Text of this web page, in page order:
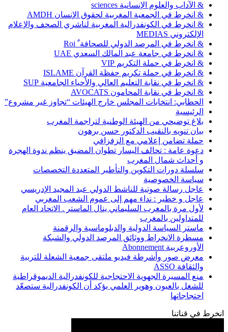
& الآداب والعلوم الإنسانية sciences
& انخرط في الجمعية المغربية لحقوق الإنسان AMDH
& انخرط في الكونفدرالية المغربية لناشري الصحف والإعلام
الإلكتروني MEDIAS
& انخرط في المرصد الدولي للصحافة ٌ Roi
& انخرط في جامعة عبد المالك السعدي UAE
& انخرط في حملة التكريم VIP
& انخرط في حملة تكريم حفظة القرآن ISLAME
& انخرط في نقابة التعليم العالي والأحياء الجامعية SUP
& انخرط في نقابة المحامون AVOCATS
الحطابي: انتخابات المجلس خارج الهيئات “تجاوز غير مشروع”
الرئيسية
بلاغ توضيحي من الهيئة الوطنية لتراجمة المغرب
بيان تنويه بالنقيب الدكتور حسن برهون
حملة تضامن إعلامي مع الزفزافي
دعوة عامة : تحالف اليسار تطوان المضيق ينظم ندوة الهجرة
و أحداث شمال المغرب
سلسلة دورات التكوين والتأطير المتعددة التخصصات
سياسة الخصوصية
عاجل رسالة صوتية للناشط الدولي عبد المجيد الإدريسي
عاجل و خطير : نداء مهم إلى عموم الشعب المغربي
لأول مرة بالمغرب السليماني ينال الماستر . الاتحاد العام
للمتداولين بالمغرب
ماستر السياسة الدولية والدبلوماسية والرقمنة
مسطرة الانخراط ووثائق المرصد الدولي والشبكة
الأوروعربية Abonnement
معرض صور وأشرطة فيديو ملتقى جمعية الشعلة للتربية
والثقافة ASSO
منع المسيرة الجهوية الاحتجاجية للكونفدرالية الديموقراطية
للشغل بالعيون وهوير العلمي يؤكد أن الكونفدرالية ستصعّد
احتجاجاتها
انخرط في قناتنا